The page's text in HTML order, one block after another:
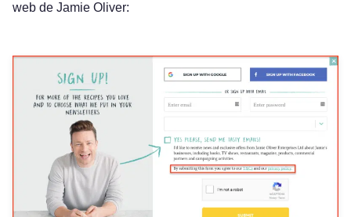
web de Jamie Oliver: